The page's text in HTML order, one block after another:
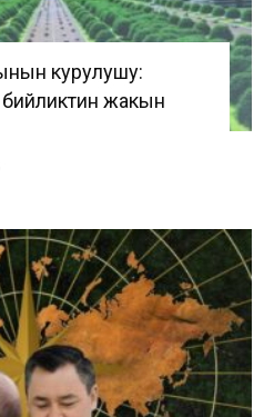
курулушу:
жакын